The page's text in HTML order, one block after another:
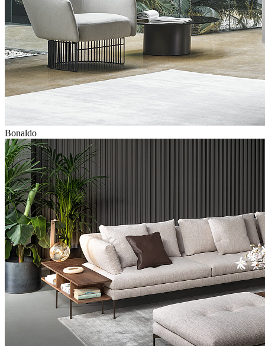
Bonaldo